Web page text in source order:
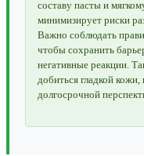
составу пасты и
минимизирует риски
Важно соблюдать
чтобы сохранить
негативные реакции.
добиться гладкой
долгосрочной